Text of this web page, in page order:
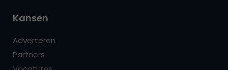
Kansen
Adverteren
Partners